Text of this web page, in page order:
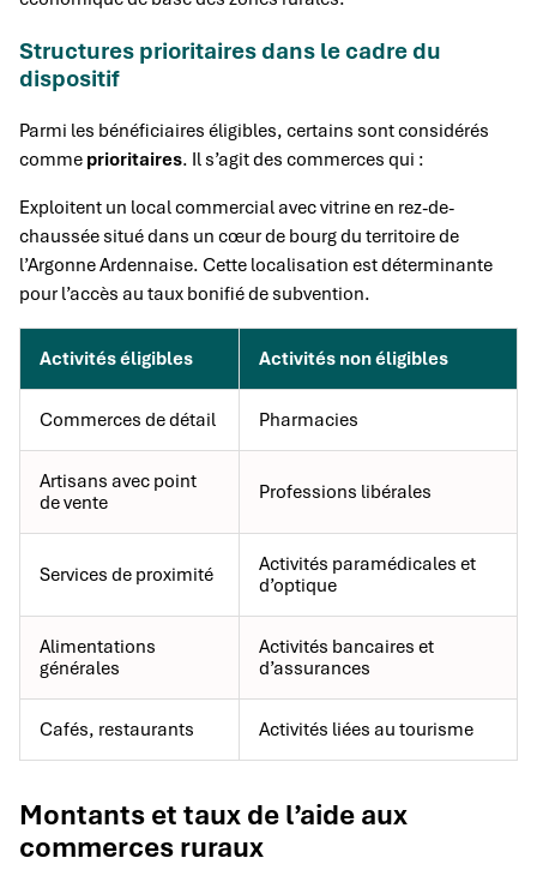
Structures prioritaires dans le cadre du
dispositif
Parmi les bénéficiaires éligibles, certains sont considérés
comme prioritaires. Il s’agit des commerces qui :
Exploitent un local commercial avec vitrine en rez-de-
chaussée situé dans un cœur de bourg du territoire de
l’Argonne Ardennaise. Cette localisation est déterminante
pour l’accès au taux bonifié de subvention.
Activités éligibles Activités non éligibles
Commerces de détail Pharmacies
Artisans avec point
de vente
Professions libérales
Services de proximité
Activités paramédicales et
d’optique
Alimentations
générales
Activités bancaires et
d’assurances
Cafés, restaurants Activités liées au tourisme
Montants et taux de l’aide aux
commerces ruraux